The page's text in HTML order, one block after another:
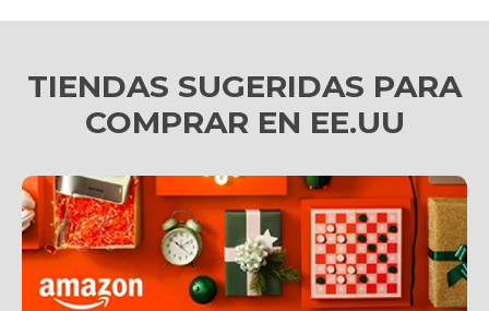
TIENDAS SUGERIDAS PARA
COMPRAR EN EE.UU